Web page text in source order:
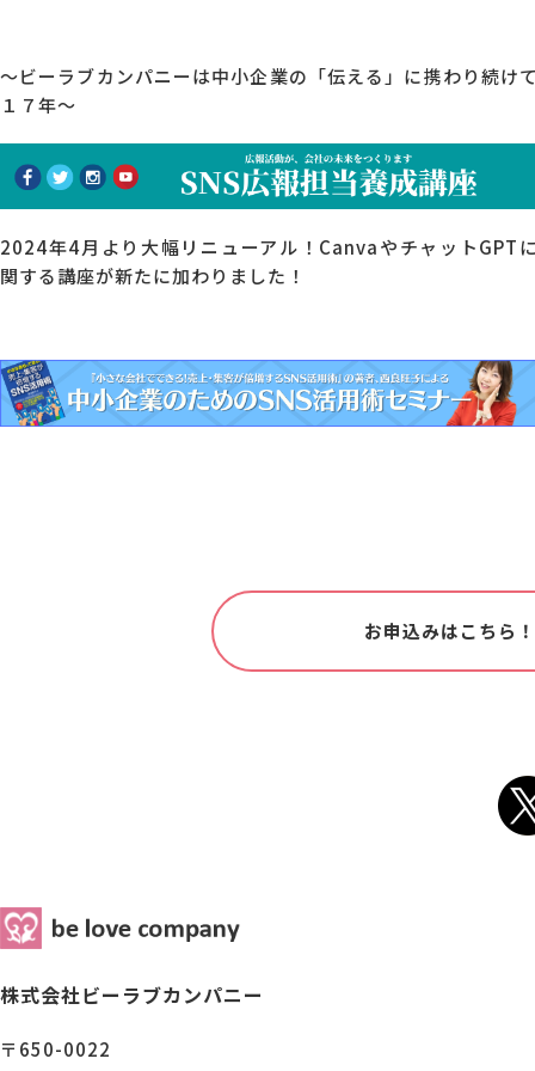
～ビーラブカンパニーは中小企業の「伝える」に携わり続け
１７年～
2024年4月より大幅リニューアル！CanvaやチャットGPT
関する講座が新たに加わりました！
お申込みはこちら！
株式会社ビーラブカンパニー
〒650-0022